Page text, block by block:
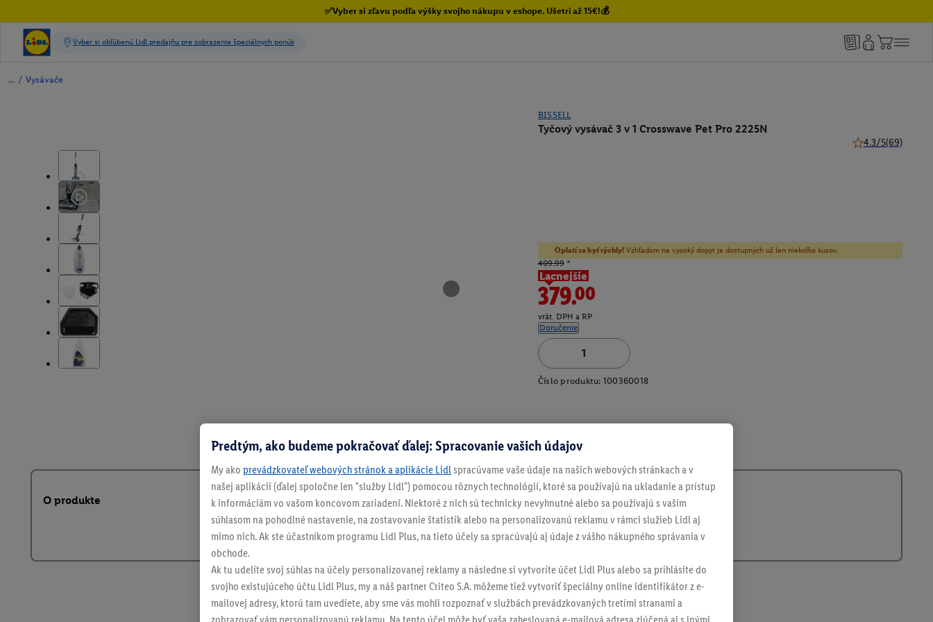
✅Vyber si zľavu podľa výšky svojho nákupu v eshope. Ušetri až 15€!💰
/ Vysávače
BISSELL
Tyčový vysávač 3 v 1 Crosswave Pet Pro 2225N
4.3/5(69)
Oplatí sa byť rýchly!Vzhľadom na vysoký dopyt je dostupných už len niekoľko kusov.
409.99*
Lacnejšie
379.00
vrát. DPH a RP
Doručenie
Číslo produktu: 100360018
O produkte
Predtým, ako budeme pokračovať ďalej: Spracovanie vašich údajov
My ako prevádzkovateľ webových stránok a aplikácie Lidl spracúvame vaše údaje na našich webových stránkach a v
našej aplikácii (ďalej spoločne len "služby Lidl") pomocou rôznych technológií, ktoré sa používajú na ukladanie a prístup
k informáciám vo vašom koncovom zariadení. Niektoré z nich sú technicky nevyhnutné alebo sa používajú s vaším
súhlasom na pohodlné nastavenie, na zostavovanie štatistík alebo na personalizovanú reklamu v rámci služieb Lidl aj
mimo nich. Ak ste účastníkom programu Lidl Plus, na tieto účely sa spracúvajú aj údaje z vášho nákupného správania v
obchode.
Ak tu udelíte svoj súhlas na účely personalizovanej reklamy a následne si vytvoríte účet Lidl Plus alebo sa prihlásite do
svojho existujúceho účtu Lidl Plus, my a náš partner Criteo S.A. môžeme tiež vytvoriť špeciálny online identifikátor z e-
mailovej adresy, ktorú tam uvediete, aby sme vás mohli rozpoznať v službách prevádzkovaných tretími stranami a